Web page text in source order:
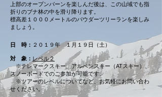
上部のオープンバーンを楽しんだ後は、この山域でも指
折りのブナ林の中を滑り降ります。
標高差１０００メートルのパウダーツリーランを楽しみ
ましょう。
日 時： ２０１９年 １月１９日（土）
対 象： レベル２
※テレマークスキー、アルペンスキー（ATスキー）、
スノーボードでのご参加が可能です。
※ツアーのレベルについてなど、お気軽にお問い合わ
せください。